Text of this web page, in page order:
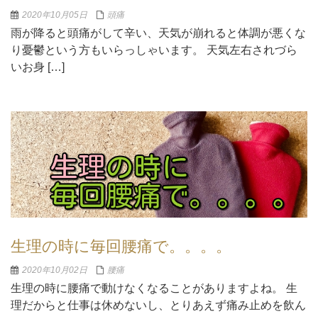
2020年10月05日 頭痛
雨が降ると頭痛がして辛い、天気が崩れると体調が悪くな
り憂鬱という方もいらっしゃいます。 天気左右されづら
いお身 […]
生理の時に毎回腰痛で。。。。
2020年10月02日 腰痛
生理の時に腰痛で動けなくなることがありますよね。 生
理だからと仕事は休めないし、とりあえず痛み止めを飲ん